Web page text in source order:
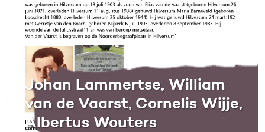
Johan Lammertse, William
van de Vaarst, Cornelis Wijje,
Albertus Wouters